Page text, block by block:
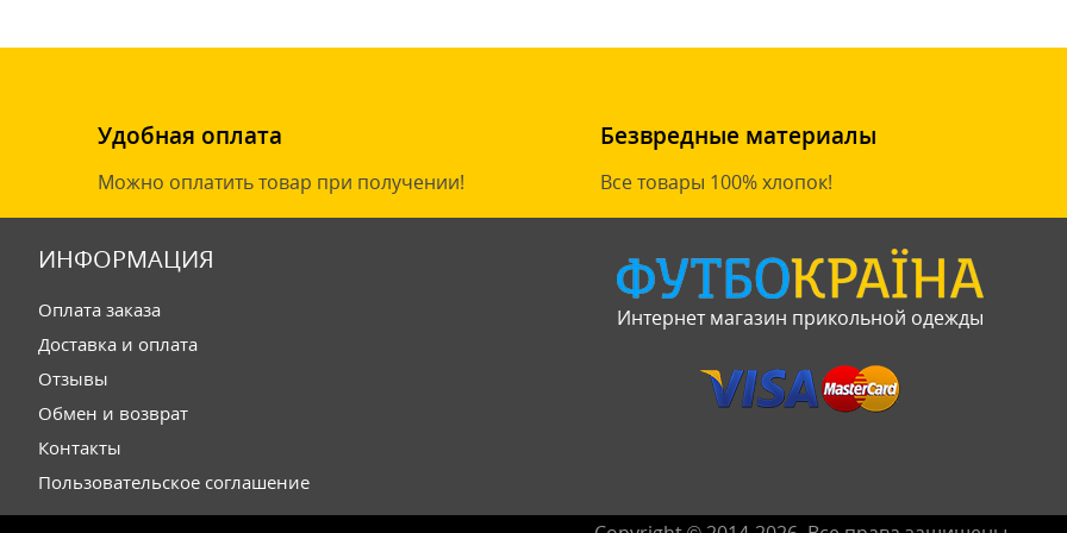
Удобная оплата
Можно оплатить товар при получении!
Безвредные материалы
Все товары 100% хлопок!
ИНФОРМАЦИЯ
Оплата заказа
Доставка и оплата
Отзывы
Обмен и возврат
Контакты
Пользовательское соглашение
Интернет магазин прикольной одежды